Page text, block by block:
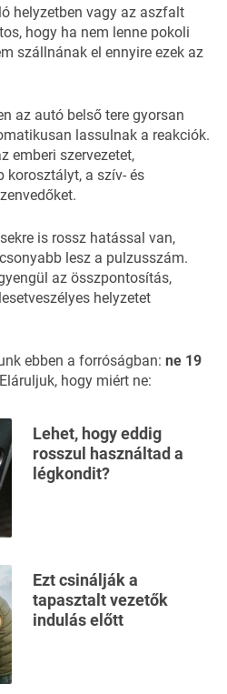
helyzetben vagy az aszfalt
hogy ha nem lenne pokoli
szállnának el ennyire ezek az
az autó belső tere gyorsan
lassulnak a reakciók.
emberi szervezetet,
korosztályt, a szív- és
is rossz hatással van,
lesz a pulzusszám.
az összpontosítás,
helyzetet
ebben a forróságban: ne 19
Eláruljuk, hogy miért ne:
Lehet, hogy eddig
rosszul használtad a
légkondit?
Ezt csinálják a
tapasztalt vezetők
indulás előtt